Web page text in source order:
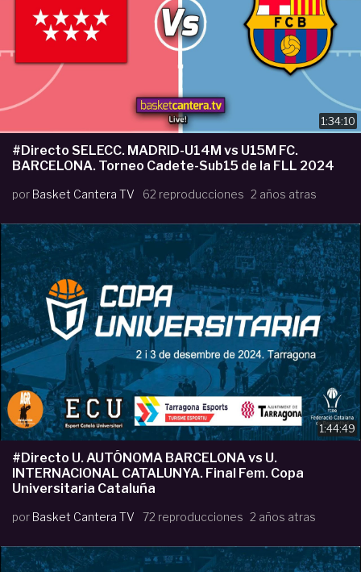
1:34:10
#Directo SELECC. MADRID-U14M vs U15M FC.
BARCELONA. Torneo Cadete-Sub15 de la FLL 2024
por Basket Cantera TV 62 reproducciones 2 años atras
1:44:49
#Directo U. AUTÓNOMA BARCELONA vs U.
INTERNACIONAL CATALUNYA. Final Fem. Copa
Universitaria Cataluña
por Basket Cantera TV 72 reproducciones 2 años atras